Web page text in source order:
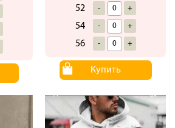
52 - +
54 - +
56 - +
Купить